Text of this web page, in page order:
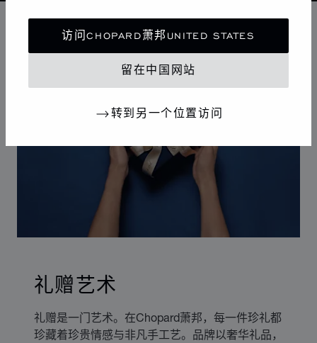
访问CHOPARD萧邦UNITED STATES
留在中国网站
转到另一个位置访问
礼赠艺术
礼赠是一门艺术。在Chopard萧邦，每一件珍礼都
珍藏着珍贵情感与非凡手工艺。品牌以奢华礼品，